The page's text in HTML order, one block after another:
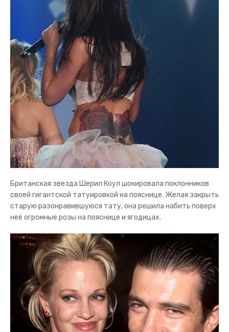
Британская звезда Шерил Коул шокировала поклонников
своей гигантской татуировкой на пояснице. Желая закрыть
старую разонравившуюся тату, она решила набить поверх
неё огромные розы на пояснице и ягодицах.